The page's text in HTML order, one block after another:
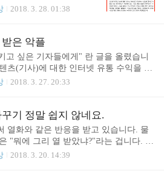
다.) 급기야 페북은 개
이다.마크 주커버그가
고 있다. 하지만 이런
끼치기 힘든 양념일 뿐이
여 ㄹ혜가 당선된 지
져 서울시 임시 공무원
월 22일 무죄로 석방된
승리를 위해 또 다시 중
가 걸려서, 국정원 창설
초유의 사태를 맞이 했
내란 음모 조작 사건을
해 내란음모 역시 무죄
..
2018. 3. 28. 01:38
은 악플
고 싶은 기자들에게" 란 글을 올렸습니
츠(기사)에 대한 인터넷 유통 수익을 확
을 펼칠 수 있을 것이라는 내용을 담고
같은 댓글이 달렸네요. ----------- 글쓴이
읽고 있습니다... 돈을 위해 양심을 버
서 갑자기 그들의 논리를 똑같이 행하시
을 찾자는 주장인가요 그걸 내가 알려줄
을 높게 평가하라고요 ^^;; 으아! 충격
2018. 3. 27. 20:33
기 정말 쉽지 않네요.
열화와 같은 반응을 받고 있습니다. 물
"뭐에 그리 열 받았냐?"라는 겁니다. 저
다. 하지만 좀 열 받으면 어떻습니까?뭐
2018. 3. 20. 14:39